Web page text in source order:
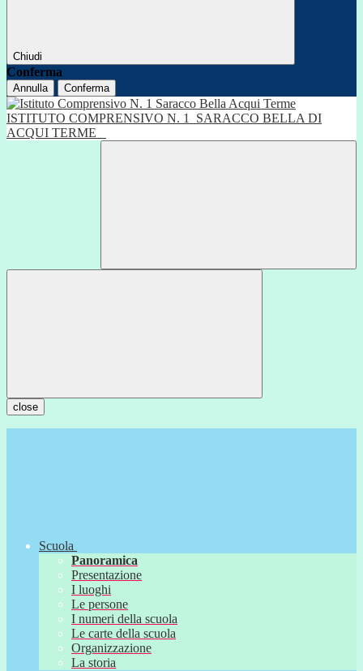
Chiudi
Conferma
Annulla Conferma
ISTITUTO COMPRENSIVO N. 1
SARACCO BELLA DI
ACQUI TERME
close
Scuola
Panoramica
Presentazione
I luoghi
Le persone
I numeri della scuola
Le carte della scuola
Organizzazione
La storia